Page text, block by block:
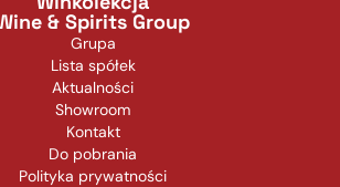
& Spirits Group
Grupa
Lista spółek
Aktualności
Showroom
Kontakt
Do pobrania
Polityka prywatności